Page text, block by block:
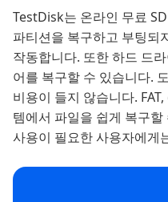
TestDisk는 온라인 무료
파티션을 복구하고 부팅되
작동합니다. 또한 하드 드
어를 복구할 수 있습니다.
비용이 들지 않습니다.
템에서 파일을 쉽게 복구
사용이 필요한 사용자에게